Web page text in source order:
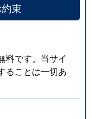
束
料です。当サイ
ることは一切あ